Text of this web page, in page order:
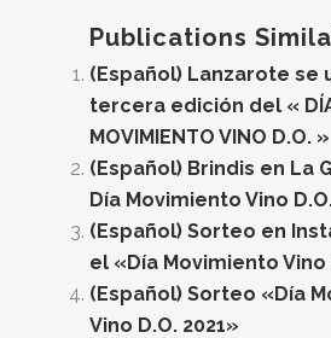
Publications
(Español) Lanzarote se
tercera edición del «
MOVIMIENTO VINO D.O. »
(Español) Brindis en La
Día Movimiento Vino
(Español) Sorteo en
el «Día Movimiento Vino
(Español) Sorteo «Día
Vino D.O. 2021»